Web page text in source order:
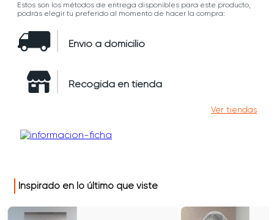
Estos son los métodos de entrega disponibles para este producto,
podrás elegir tu preferido al momento de hacer la compra:
Envío a domicilio
Recogida en tienda
Ver tiendas
Inspirado en lo último que viste